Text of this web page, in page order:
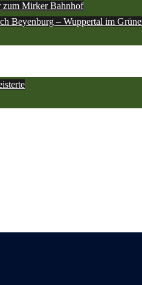
zum Mirker Bahnhof
Beyenburg – Wuppertal im